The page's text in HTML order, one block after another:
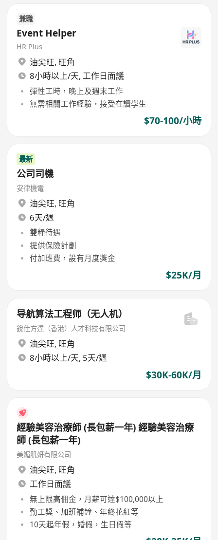
兼職
Event Helper
HR Plus
油尖旺, 旺角
8小時以上/天, 工作日面議
彈性工時，晚上及週末工作
無需相關工作經驗，接受在讀學生
$70-100/小時
最新
公司司機
安律機電
油尖旺, 旺角
6天/週
雙糧待遇
提供保險計劃
付加班費，設有月度獎金
$25K/月
导航算法工程师（无人机）
銳仕方達（香港）人才科技有限公司
油尖旺, 旺角
8小時以上/天, 5天/週
$30K-60K/月
經驗美容治療師 (長包薪一年) 經驗美容治療
師 (長包薪一年)
美媚肌妍有限公司
油尖旺, 旺角
工作日面議
無上限高佣金，月薪可達$100,000以上
勤工獎、加班補鐘、年終花紅等
10天起年假，婚假，生日假等